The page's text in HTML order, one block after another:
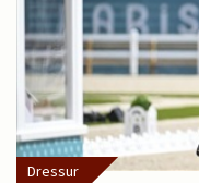
Dressur